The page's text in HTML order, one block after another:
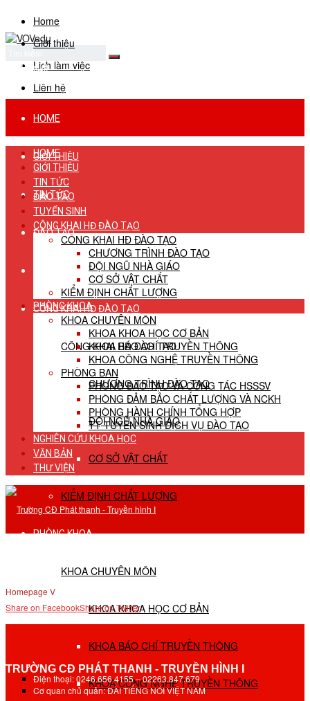
Home
Giới thiệu
Lịch làm việc
Liên hệ
No Result
View All Result
HOME
GIỚI THIỆU
TIN TỨC
ĐÀO TẠO
TUYỂN SINH
CÔNG KHAI HĐ ĐÀO TẠO
CÔNG KHAI HĐ ĐÀO TẠO
CHƯƠNG TRÌNH ĐÀO TẠO
ĐỘI NGŨ NHÀ GIÁO
CƠ SỞ VẬT CHẤT
KIỂM ĐỊNH CHẤT LƯỢNG
PHÒNG KHOA
KHOA CHUYÊN MÔN
KHOA KHOA HỌC CƠ BẢN
KHOA BÁO CHÍ TRUYỀN THÔNG
KHOA CÔNG NGHỆ TRUYỀN THÔNG
HOME
GIỚI THIỆU
TIN TỨC
ĐÀO TẠO
TUYỂN SINH
CÔNG KHAI HĐ ĐÀO TẠO
CÔNG KHAI HĐ ĐÀO TẠO
CHƯƠNG TRÌNH ĐÀO TẠO
ĐỘI NGŨ NHÀ GIÁO
CƠ SỞ VẬT CHẤT
KIỂM ĐỊNH CHẤT LƯỢNG
PHÒNG KHOA
KHOA CHUYÊN MÔN
KHOA KHOA HỌC CƠ BẢN
KHOA BÁO CHÍ TRUYỀN THÔNG
KHOA CÔNG NGHỆ TRUYỀN THÔNG
PHÒNG BAN
PHÒNG ĐÀO TẠO VÀ CÔNG TÁC HSSSV
PHÒNG ĐẢM BẢO CHẤT LƯỢNG VÀ NCKH
PHÒNG HÀNH CHÍNH TỔNG HỢP
TT TUYỂN SINH DỊCH VỤ ĐÀO TẠO
NGHIÊN CỨU KHOA HỌC
VĂN BẢN
THƯ VIỆN
Homepage V
Share on FacebookShare on Twitter
TRƯỜNG CĐ PHÁT THANH - TRUYỀN HÌNH I
Điện thoại: 0246.656.4155 – 02263.847.679
Cơ quan chủ quản: ĐÀI TIẾNG NÓI VIỆT NAM